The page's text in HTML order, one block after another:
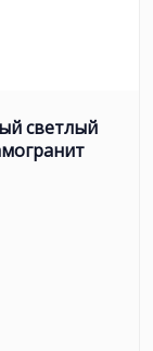
светлый